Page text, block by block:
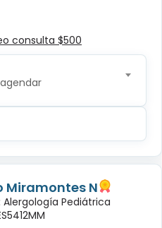
consulta $500
Miramontes N
Alergología Pediátrica